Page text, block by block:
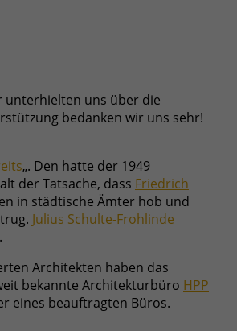
unterhielten uns über die
bedanken wir uns sehr!
„. Den hatte der 1949
der Tatsache, dass Friedrich
in städtische Ämter hob und
Julius Schulte-Frohlinde
Architekten haben das
bekannte Architekturbüro HPP
eines beauftragten Büros.